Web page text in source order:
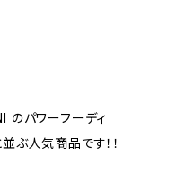
のパワーフーディ
ぶ人気商品です！！